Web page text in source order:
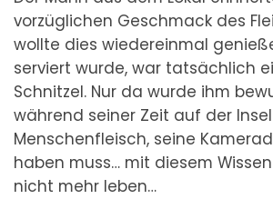
vorzüglichen Geschmack des
wollte dies wiedereinmal
serviert wurde, war tatsächlich
Schnitzel. Nur da wurde ihm
während seiner Zeit auf der
Menschenfleisch, seine
haben muss… mit diesem
nicht mehr leben…